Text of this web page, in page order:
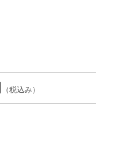
（税込み）